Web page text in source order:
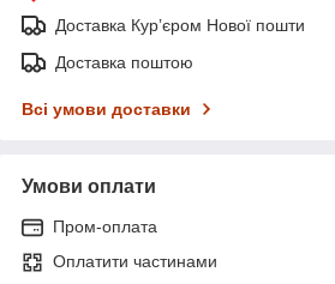
Доставка Курʼєром Нової пошти
Доставка поштою
Всі умови доставки
Умови оплати
Пром-оплата
Оплатити частинами